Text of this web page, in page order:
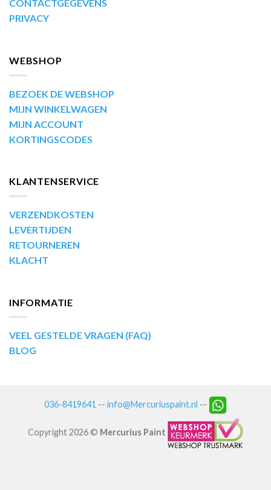
CONTACTGEGEVENS
PRIVACY
WEBSHOP
BEZOEK DE WEBSHOP
MIJN WINKELWAGEN
MIJN ACCOUNT
KORTINGSCODES
KLANTENSERVICE
VERZENDKOSTEN
LEVERTIJDEN
RETOURNEREN
KLACHT
INFORMATIE
VEEL GESTELDE VRAGEN (FAQ)
BLOG
036-8419641 -- info@Mercuriuspaint.nl --
Copyright 2026 © Mercurius Paint